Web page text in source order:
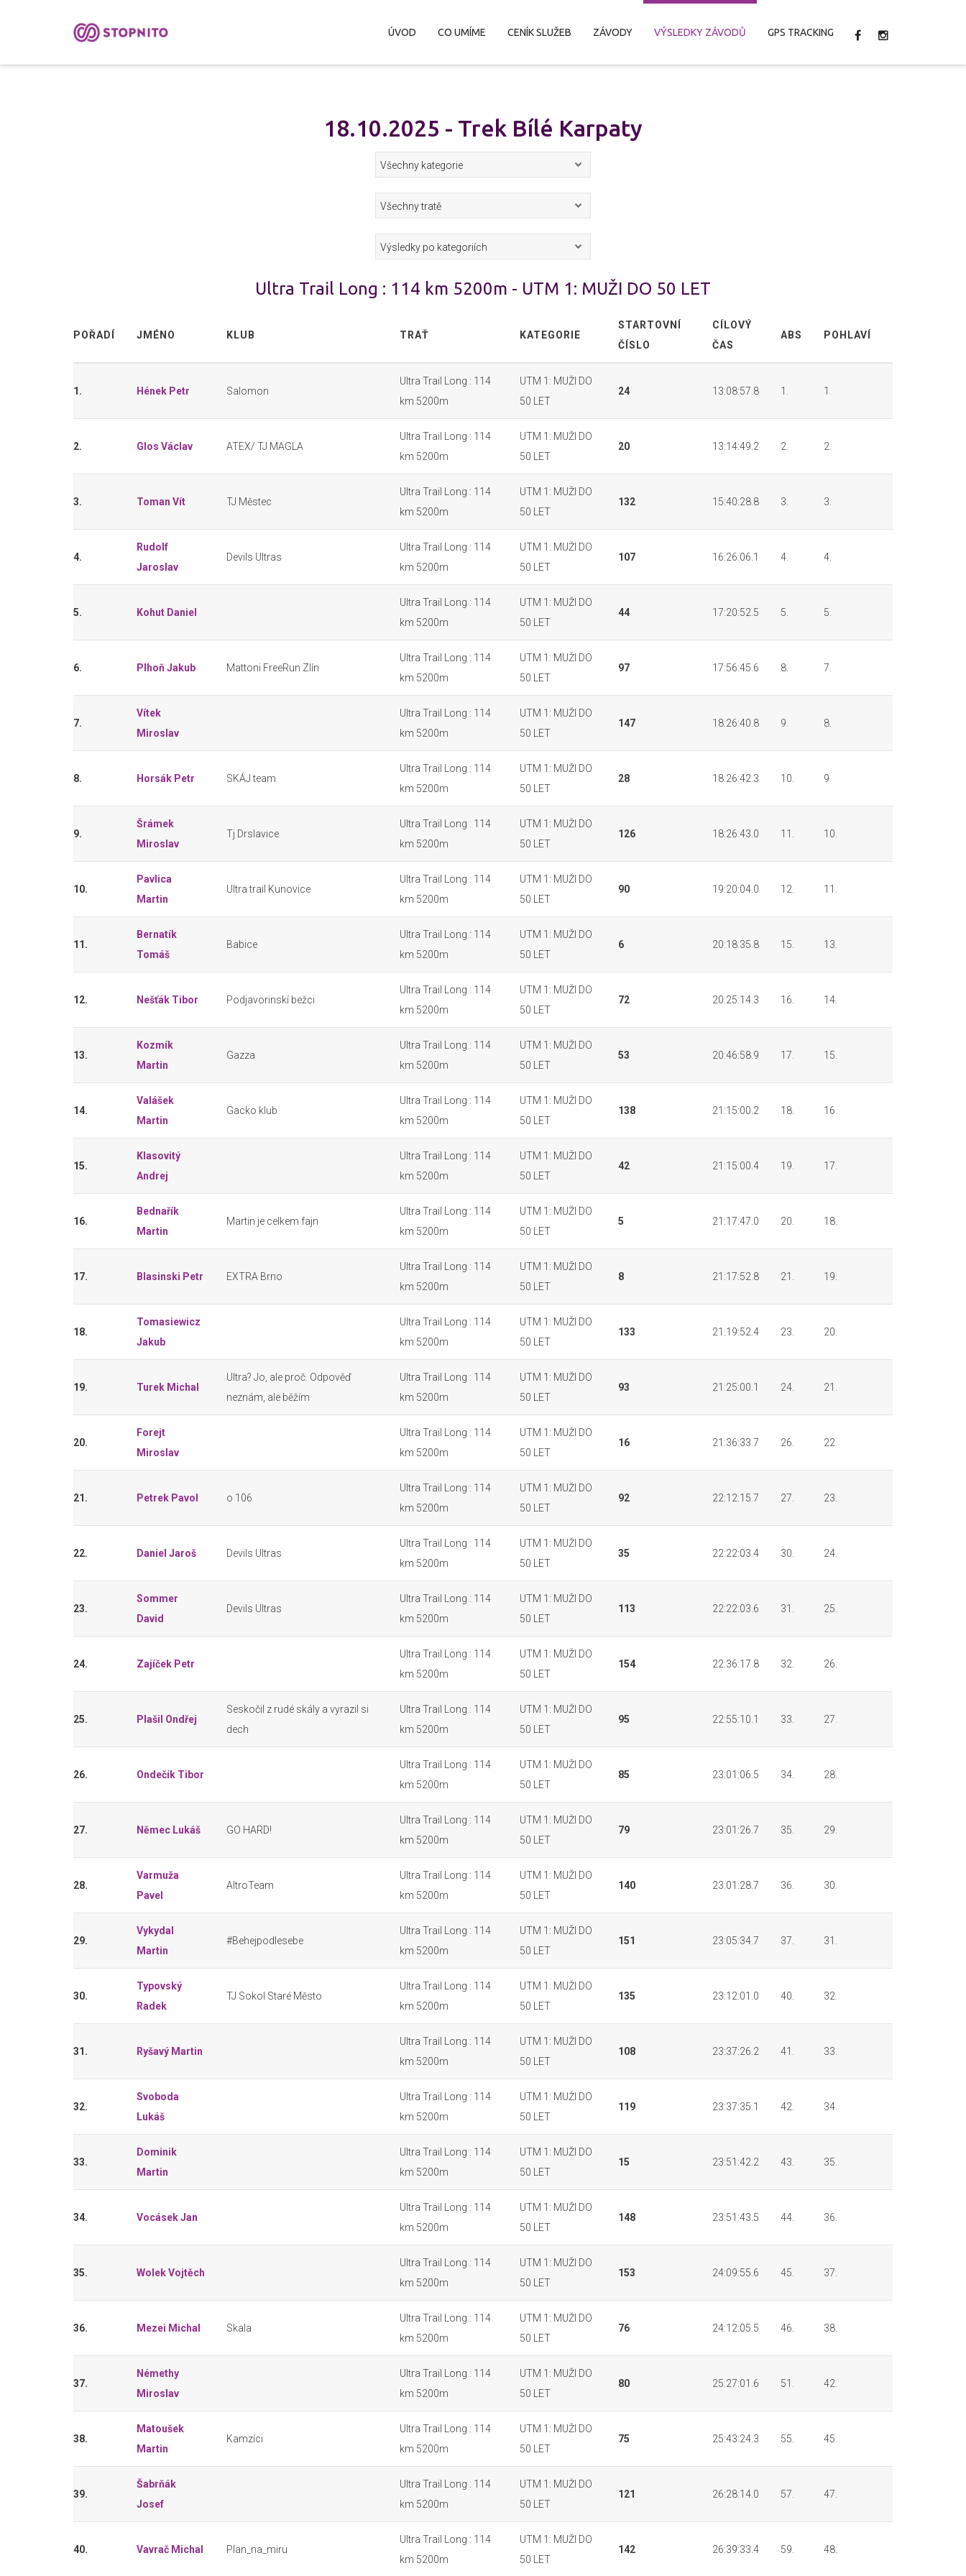
ÚVOD CO UMÍME CENÍK SLUŽEB ZÁVODY VÝSLEDKY ZÁVODŮ GPS TRACKING
18.10.2025 - Trek Bílé Karpaty
Ultra Trail Long : 114 km 5200m - UTM 1: MUŽI DO 50 LET
POŘADÍ JMÉNO KLUB TRAŤ KATEGORIE
STARTOVNÍ
ČÍSLO
CÍLOVÝ
ČAS
ABS POHLAVÍ
1. Hének Petr Salomon
Ultra Trail Long : 114
km 5200m
UTM 1: MUŽI DO
50 LET
24 13:08:57.8 1. 1.
2. Glos Václav ATEX/ TJ MAGLA
Ultra Trail Long : 114
km 5200m
UTM 1: MUŽI DO
50 LET
20 13:14:49.2 2. 2.
3. Toman Vít TJ Městec
Ultra Trail Long : 114
km 5200m
UTM 1: MUŽI DO
50 LET
132 15:40:28.8 3. 3.
4.
Rudolf
Jaroslav
Devils Ultras
Ultra Trail Long : 114
km 5200m
UTM 1: MUŽI DO
50 LET
107 16:26:06.1 4. 4.
5. Kohut Daniel
Ultra Trail Long : 114
km 5200m
UTM 1: MUŽI DO
50 LET
44 17:20:52.5 5. 5.
6. Plhoň Jakub Mattoni FreeRun Zlín
Ultra Trail Long : 114
km 5200m
UTM 1: MUŽI DO
50 LET
97 17:56:45.6 8. 7.
7.
Vítek
Miroslav
Ultra Trail Long : 114
km 5200m
UTM 1: MUŽI DO
50 LET
147 18:26:40.8 9. 8.
8. Horsák Petr SKÁJ team
Ultra Trail Long : 114
km 5200m
UTM 1: MUŽI DO
50 LET
28 18:26:42.3 10. 9.
9.
Šrámek
Miroslav
Tj Drslavice
Ultra Trail Long : 114
km 5200m
UTM 1: MUŽI DO
50 LET
126 18:26:43.0 11. 10.
10.
Pavlica
Martin
Ultra trail Kunovice
Ultra Trail Long : 114
km 5200m
UTM 1: MUŽI DO
50 LET
90 19:20:04.0 12. 11.
11.
Bernatík
Tomáš
Babice
Ultra Trail Long : 114
km 5200m
UTM 1: MUŽI DO
50 LET
6 20:18:35.8 15. 13.
12. Nešťák Tibor Podjavorinskí bežci
Ultra Trail Long : 114
km 5200m
UTM 1: MUŽI DO
50 LET
72 20:25:14.3 16. 14.
13.
Kozmík
Martin
Gazza
Ultra Trail Long : 114
km 5200m
UTM 1: MUŽI DO
50 LET
53 20:46:58.9 17. 15.
14.
Valášek
Martin
Gacko klub
Ultra Trail Long : 114
km 5200m
UTM 1: MUŽI DO
50 LET
138 21:15:00.2 18. 16.
15.
Klasovitý
Andrej
Ultra Trail Long : 114
km 5200m
UTM 1: MUŽI DO
50 LET
42 21:15:00.4 19. 17.
16.
Bednařík
Martin
Martin je celkem fajn
Ultra Trail Long : 114
km 5200m
UTM 1: MUŽI DO
50 LET
5 21:17:47.0 20. 18.
17. Blasinski Petr EXTRA Brno
Ultra Trail Long : 114
km 5200m
UTM 1: MUŽI DO
50 LET
8 21:17:52.8 21. 19.
18.
Tomasiewicz
Jakub
Ultra Trail Long : 114
km 5200m
UTM 1: MUŽI DO
50 LET
133 21:19:52.4 23. 20.
19. Turek Michal
Ultra? Jo, ale proč. Odpověď
neznám, ale běžím
Ultra Trail Long : 114
km 5200m
UTM 1: MUŽI DO
50 LET
93 21:25:00.1 24. 21.
20.
Forejt
Miroslav
Ultra Trail Long : 114
km 5200m
UTM 1: MUŽI DO
50 LET
16 21:36:33.7 26. 22.
21. Petrek Pavol o 106
Ultra Trail Long : 114
km 5200m
UTM 1: MUŽI DO
50 LET
92 22:12:15.7 27. 23.
22. Daniel Jaroš Devils Ultras
Ultra Trail Long : 114
km 5200m
UTM 1: MUŽI DO
50 LET
35 22:22:03.4 30. 24.
23.
Sommer
David
Devils Ultras
Ultra Trail Long : 114
km 5200m
UTM 1: MUŽI DO
50 LET
113 22:22:03.6 31. 25.
24. Zajíček Petr
Ultra Trail Long : 114
km 5200m
UTM 1: MUŽI DO
50 LET
154 22:36:17.8 32. 26.
25. Plašil Ondřej
Seskočil z rudé skály a vyrazil si
dech
Ultra Trail Long : 114
km 5200m
UTM 1: MUŽI DO
50 LET
95 22:55:10.1 33. 27.
26. Ondečík Tibor
Ultra Trail Long : 114
km 5200m
UTM 1: MUŽI DO
50 LET
85 23:01:06.5 34. 28.
27. Němec Lukáš GO HARD!
Ultra Trail Long : 114
km 5200m
UTM 1: MUŽI DO
50 LET
79 23:01:26.7 35. 29.
28.
Varmuža
Pavel
AltroTeam
Ultra Trail Long : 114
km 5200m
UTM 1: MUŽI DO
50 LET
140 23:01:28.7 36. 30.
29.
Vykydal
Martin
#Behejpodlesebe
Ultra Trail Long : 114
km 5200m
UTM 1: MUŽI DO
50 LET
151 23:05:34.7 37. 31.
30.
Typovský
Radek
TJ Sokol Staré Město
Ultra Trail Long : 114
km 5200m
UTM 1: MUŽI DO
50 LET
135 23:12:01.0 40. 32.
31. Ryšavý Martin
Ultra Trail Long : 114
km 5200m
UTM 1: MUŽI DO
50 LET
108 23:37:26.2 41. 33.
32.
Svoboda
Lukáš
Ultra Trail Long : 114
km 5200m
UTM 1: MUŽI DO
50 LET
119 23:37:35.1 42. 34.
33.
Dominik
Martin
Ultra Trail Long : 114
km 5200m
UTM 1: MUŽI DO
50 LET
15 23:51:42.2 43. 35.
34. Vocásek Jan
Ultra Trail Long : 114
km 5200m
UTM 1: MUŽI DO
50 LET
148 23:51:43.5 44. 36.
35. Wolek Vojtěch
Ultra Trail Long : 114
km 5200m
UTM 1: MUŽI DO
50 LET
153 24:09:55.6 45. 37.
36. Mezei Michal Skala
Ultra Trail Long : 114
km 5200m
UTM 1: MUŽI DO
50 LET
76 24:12:05.5 46. 38.
37.
Némethy
Miroslav
Ultra Trail Long : 114
km 5200m
UTM 1: MUŽI DO
50 LET
80 25:27:01.6 51. 42.
38.
Matoušek
Martin
Kamzíci
Ultra Trail Long : 114
km 5200m
UTM 1: MUŽI DO
50 LET
75 25:43:24.3 55. 45.
39.
Šabrňák
Josef
Ultra Trail Long : 114
km 5200m
UTM 1: MUŽI DO
50 LET
121 26:28:14.0 57. 47.
40. Vavrač Michal Plan_na_miru
Ultra Trail Long : 114
km 5200m
UTM 1: MUŽI DO
50 LET
142 26:39:33.4 59. 48.